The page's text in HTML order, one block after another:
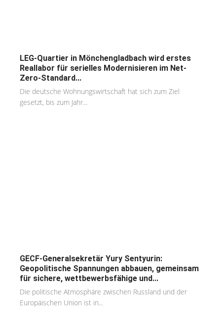
LEG-Quartier in Mönchengladbach wird erstes
Reallabor für serielles Modernisieren im Net-
Zero-Standard...
Die deutsche Wohnungswirtschaft hat sich zum Ziel
gesetzt, bis zum Jahr...
GECF-Generalsekretär Yury Sentyurin:
Geopolitische Spannungen abbauen, gemeinsam
für sichere, wettbewerbsfähige und...
Die politische Atmosphäre zwischen Russland und der
Europäischen Union ist in...